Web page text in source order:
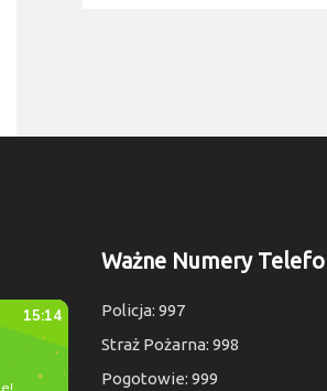
Ważne Numery
Policja: 997
Straż Pożarna: 998
Pogotowie: 999